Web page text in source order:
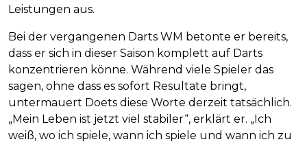
Leistungen aus.
Bei der vergangenen Darts WM betonte er bereits,
dass er sich in dieser Saison komplett auf Darts
konzentrieren könne. Während viele Spieler das
sagen, ohne dass es sofort Resultate bringt,
untermauert Doets diese Worte derzeit tatsächlich.
„Mein Leben ist jetzt viel stabiler“, erklärt er. „Ich
weiß, wo ich spiele, wann ich spiele und wann ich zu